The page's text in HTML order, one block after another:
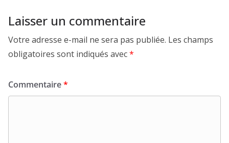
Laisser un commentaire
Votre adresse e-mail ne sera pas publiée. Les champs
obligatoires sont indiqués avec*
Commentaire*